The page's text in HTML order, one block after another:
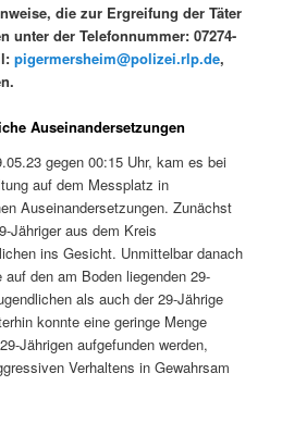
die zur Ergreifung der Täter
unter der Telefonnummer: 07274-
pigermersheim@polizei.rlp.de,
Auseinandersetzungen
gegen 00:15 Uhr, kam es bei
auf dem Messplatz in
Auseinandersetzungen. Zunächst
Jähriger aus dem Kreis
ins Gesicht. Unmittelbar danach
den am Boden liegenden 29-
als auch der 29-Jährige
konnte eine geringe Menge
Jährigen aufgefunden werden,
Verhaltens in Gewahrsam